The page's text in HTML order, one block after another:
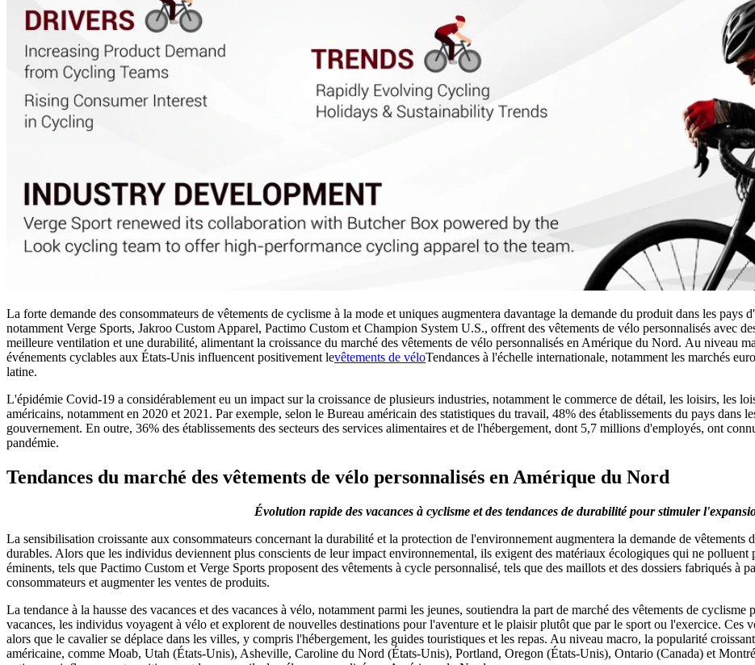
La forte demande des consommateurs de vêtements de cyclisme à la mode et uniques augmentera davantage la demande du produit dans les
notamment Verge Sports, Jakroo Custom Apparel, Pactimo Custom et Champion System U.S., offrent des vêtements de vélo personnalisés avec
meilleure ventilation et une durabilité, alimentant la croissance du marché des vêtements de vélo personnalisés en Amérique du Nord. Au niveau
événements cyclables aux États-Unis influencent positivement levêtements de véloTendances à l'échelle internationale, notamment les marchés
latine.
L'épidémie Covid-19 a considérablement eu un impact sur la croissance de plusieurs industries, notamment le commerce de détail, les loisirs, les
américains, notamment en 2020 et 2021. Par exemple, selon le Bureau américain des statistiques du travail, 48% des établissements du pays dans
gouvernement. En outre, 36% des établissements des secteurs des services alimentaires et de l'hébergement, dont 5,7 millions d'employés, ont
pandémie.
Tendances du marché des vêtements de vélo personnalisés en Amérique du Nord
Évolution rapide des vacances à cyclisme et des tendances de durabilité pour stimuler
La sensibilisation croissante aux consommateurs concernant la durabilité et la protection de l'environnement augmentera la demande de vêtements
durables. Alors que les individus deviennent plus conscients de leur impact environnemental, ils exigent des matériaux écologiques qui ne polluent
éminents, tels que Pactimo Custom et Verge Sports proposent des vêtements à cycle personnalisé, tels que des maillots et des dossiers fabriqués à
consommateurs et augmenter les ventes de produits.
La tendance à la hausse des vacances et des vacances à vélo, notamment parmi les jeunes, soutiendra la part de marché des vêtements de
vacances, les individus voyagent à vélo et explorent de nouvelles destinations pour l'aventure et le plaisir plutôt que par le sport ou l'exercice. Ces
alors que le cavalier se déplace dans les villes, y compris l'hébergement, les guides touristiques et les repas. Au niveau macro, la popularité
américaine, comme Moab, Utah (États-Unis), Asheville, Caroline du Nord (États-Unis), Portland, Oregon (États-Unis), Ontario (Canada) et